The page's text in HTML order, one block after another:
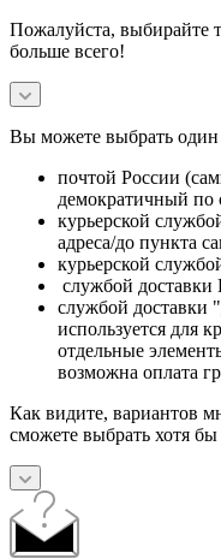
Пожалуйста, выбирайте
больше всего!
Вы можете выбрать один
почтой России
демократичный по
курьерской
адреса/до пункта
курьерской
службой
службой
используется для
отдельные
возможна оплата
Как видите, вариантов
сможете выбрать хотя